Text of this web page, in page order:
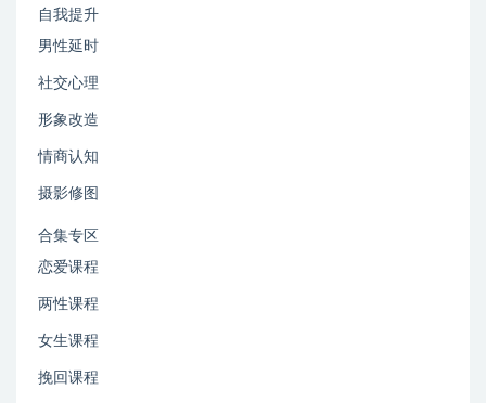
自我提升
男性延时
社交心理
形象改造
情商认知
摄影修图
合集专区
恋爱课程
两性课程
女生课程
挽回课程